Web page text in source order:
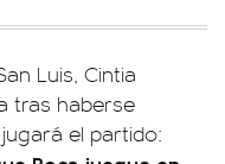
Luis, Cintia
tras haberse
el partido: